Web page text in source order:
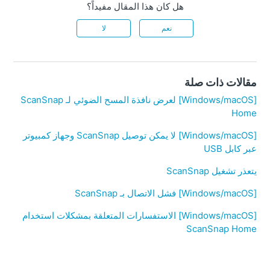
هل كان هذا المقال مفيداً؟
نعم لا
مقالات ذات صلة
[Windows/macOS] لعرض نافذة المسح الضوئي لـ ScanSnap
Home
[Windows/macOS] لا يمكن توصيل ScanSnap وجهاز كمبيوتر
عبر كابل USB
يتعذر تشغيل ScanSnap
[Windows/macOS] فشل الاتصال بـ ScanSnap
[Windows/macOS] الاستفسارات المتعلقة بمشكلات استخدام
ScanSnap Home